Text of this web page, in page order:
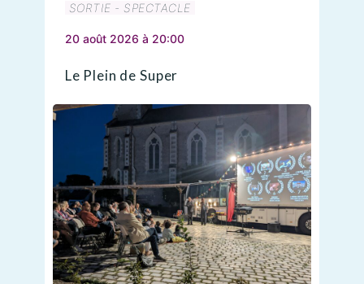
SORTIE - SPECTACLE
20 août 2026 à 20:00
Le Plein de Super